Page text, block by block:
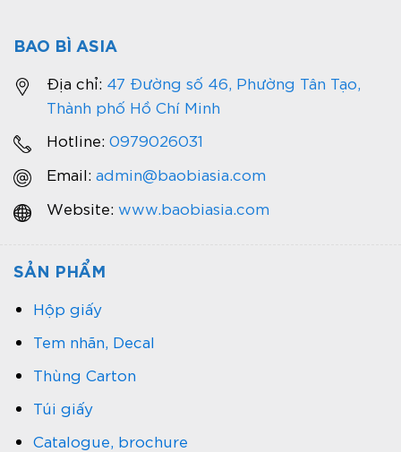
BAO BÌ ASIA
Địa chỉ: 47 Đường số 46, Phường Tân Tạo,
Thành phố Hồ Chí Minh
Hotline: 0979026031
Email: admin@baobiasia.com
Website: www.baobiasia.com
SẢN PHẨM
Hộp giấy
Tem nhãn, Decal
Thùng Carton
Túi giấy
Catalogue, brochure